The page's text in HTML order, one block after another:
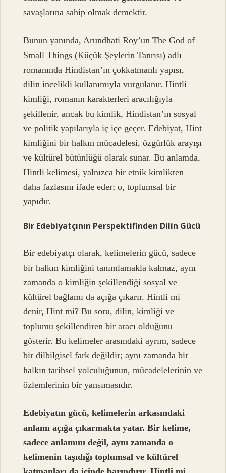
savaşlarına sahip olmak demektir.
Bunun yanında, Arundhati Roy’un The God of
Small Things (Küçük Şeylerin Tanrısı) adlı
romanında Hindistan’ın çokkatmanlı yapısı,
dilin incelikli kullanımıyla vurgulanır. Hintli
kimliği, romanın karakterleri aracılığıyla
şekillenir, ancak bu kimlik, Hindistan’ın sosyal
ve politik yapılarıyla iç içe geçer. Edebiyat, Hint
kimliğini bir halkın mücadelesi, özgürlük arayışı
ve kültürel bütünlüğü olarak sunar. Bu anlamda,
Hintli kelimesi, yalnızca bir etnik kimlikten
daha fazlasını ifade eder; o, toplumsal bir
yapıdır.
Bir Edebiyatçının Perspektifinden Dilin Gücü
Bir edebiyatçı olarak, kelimelerin gücü, sadece
bir halkın kimliğini tanımlamakla kalmaz, aynı
zamanda o kimliğin şekillendiği sosyal ve
kültürel bağlamı da açığa çıkarır. Hintli mi
denir, Hint mi? Bu soru, dilin, kimliği ve
toplumu şekillendiren bir aracı olduğunu
gösterir. Bu kelimeler arasındaki ayrım, sadece
bir dilbilgisel fark değildir; aynı zamanda bir
halkın tarihsel yolculuğunun, mücadelelerinin ve
özlemlerinin bir yansımasıdır.
Edebiyatın gücü, kelimelerin arkasındaki
anlamı açığa çıkarmakta yatar. Bir kelime,
sadece anlamını değil, aynı zamanda o
kelimenin taşıdığı toplumsal ve kültürel